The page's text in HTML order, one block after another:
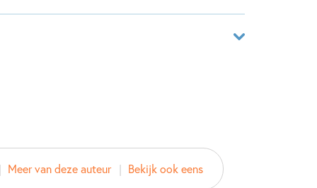
der Velde
Overwater
Meer van deze auteur Bekijk ook eens